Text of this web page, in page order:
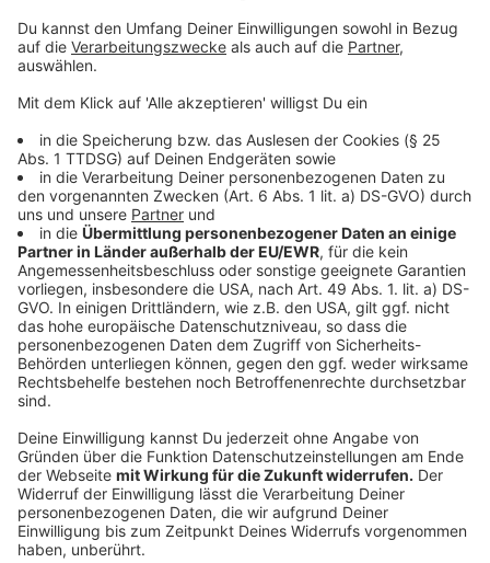
A448. Am Schlachthof Bochum wird eine A40-Brücke
vollständig abgerissen und neu aufgebaut. Das Ende
der Arbeiten ist erst für Mitte November geplant. Wie
groß das Chaos tatsächlich werden wird, wird wohl klar,
wenn die Sommerferien beendet sind.
Auch auf anderen Streckenabschnitten sind
Sperrungen geplant. Für Autofahrerinnen und
Autofahrer wird die A40 zur Qual.
Anzeige
©picture alliance/dpa | Christoph Reichwein
Die Bahnspuren am Duisburger Kreuz Kaiserberg
Anzeige
Sperrungen auch auf NRW-Bahnstrecken
Anzeige